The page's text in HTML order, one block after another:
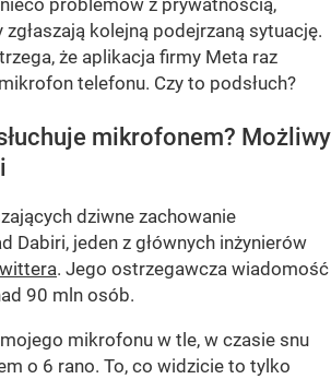
nieco problemów z prywatnością,
kolejną podejrzaną sytuację.
że aplikacja firmy Meta raz
telefonu. Czy to podsłuch?
mikrofonem? Możliwy
dziwne zachowanie
Dabiri, jeden z głównych inżynierów
. Jego ostrzegawcza wiadomość
90 mln osób.
mojego mikrofonu w tle, w czasie snu
o 6 rano. To, co widzicie to tylko